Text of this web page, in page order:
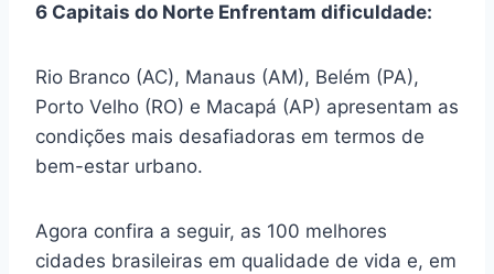
6 Capitais do Norte Enfrentam dificuldade:
Rio Branco (AC), Manaus (AM), Belém (PA),
Porto Velho (RO) e Macapá (AP) apresentam as
condições mais desafiadoras em termos de
bem-estar urbano.
Agora confira a seguir, as 100 melhores
cidades brasileiras em qualidade de vida e, em